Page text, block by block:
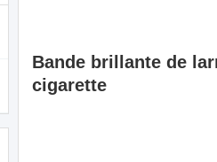
Bande brillante de
cigarette